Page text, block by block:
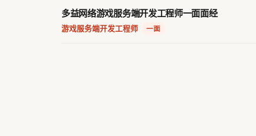
多益网络游戏服务端开发工程师一面面经
游戏服务端开发工程师 一面